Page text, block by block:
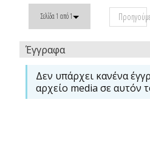
Σελίδα 1 από 1
Έγγραφα
Δεν υπάρχει κανένα
αρχείο media σε αυτόν